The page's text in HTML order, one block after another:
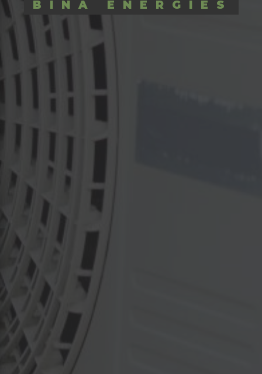
BINA ÉNERGIES